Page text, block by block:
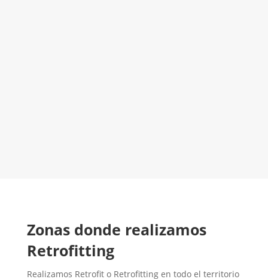
Zonas donde realizamos
Retrofitting
Realizamos Retrofit o Retrofitting en todo el territorio